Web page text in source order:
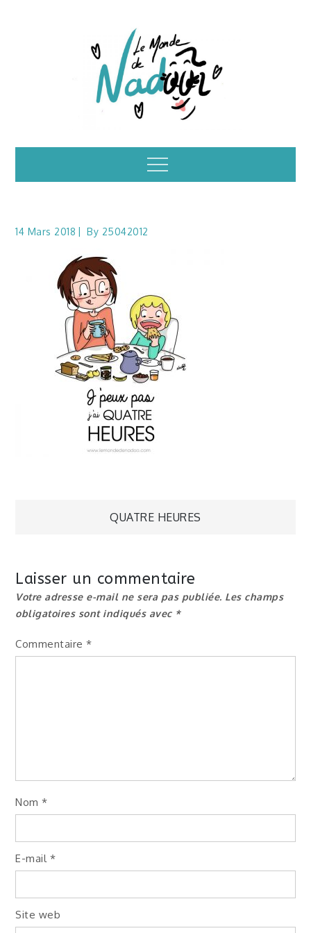
Illustrations – le
monde de Nadoo
Menu
14 Mars 2018 By 25042012
Navigation
l’article
QUATRE HEURES
Laisser un commentaire
Votre adresse e-mail ne sera pas publiée. Les champs
obligatoires sont indiqués avec *
Commentaire*
Nom*
E-mail *
Site web